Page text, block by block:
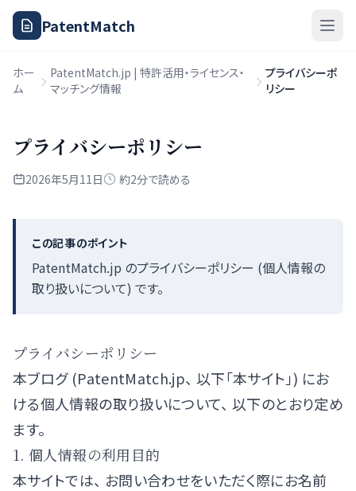
PatentMatch
ホー
ム
PatentMatch.jp | 特許活用・ライセンス・
マッチング情報
プライバシーポ
リシー
プライバシーポリシー
2026年5月11日 約2分で読める
この記事のポイント
PatentMatch.jp のプライバシーポリシー (個人情報の
取り扱いについて) です。
プライバシーポリシー
本ブログ (PatentMatch.jp、 以下「本サイト」) にお
ける個人情報の取り扱いについて、 以下のとおり定め
ます。
1. 個人情報の利用目的
本サイトでは、 お問い合わせをいただく際にお名前